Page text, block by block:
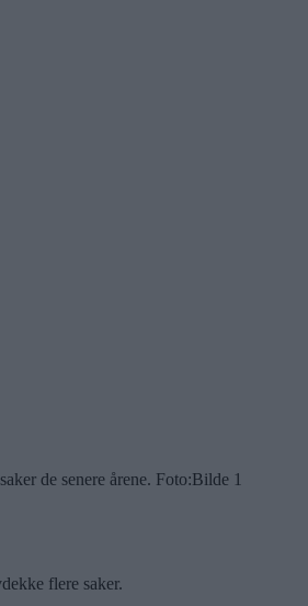
de senere årene. Foto:Bilde 1
flere saker.